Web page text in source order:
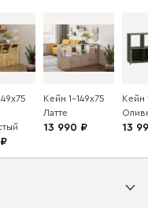
Кейн 1-149x75
Латте
13 990
Кейн
13